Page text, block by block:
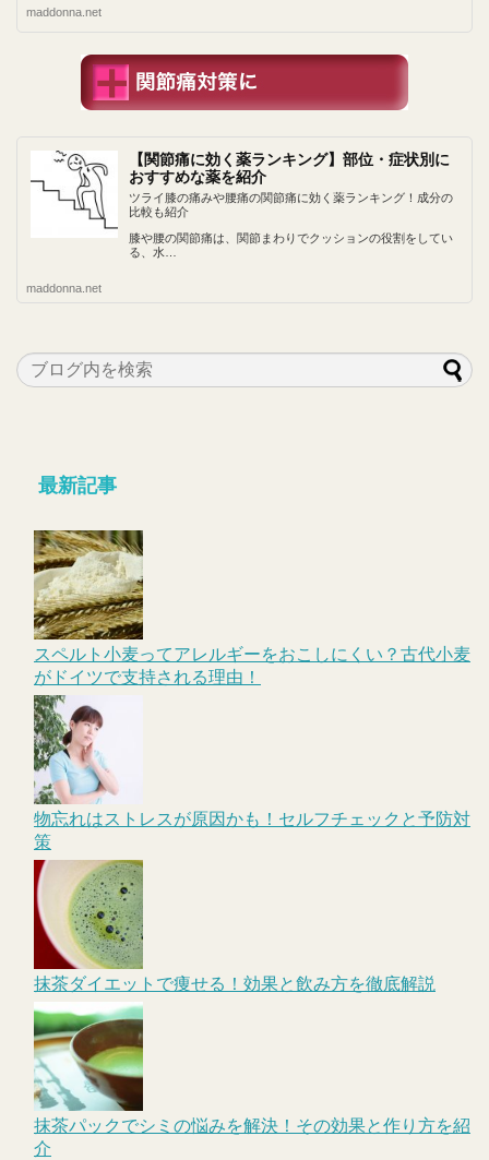
maddonna.net
【関節痛に効く薬ランキング】部位・症状別に
おすすめな薬を紹介
ツライ膝の痛みや腰痛の関節痛に効く薬ランキング！成分の
比較も紹介
膝や腰の関節痛は、関節まわりでクッションの役割をしてい
る、水…
maddonna.net
最新記事
スペルト小麦ってアレルギーをおこしにくい？古代小麦
がドイツで支持される理由！
物忘れはストレスが原因かも！セルフチェックと予防対
策
抹茶ダイエットで痩せる！効果と飲み方を徹底解説
抹茶パックでシミの悩みを解決！その効果と作り方を紹
介